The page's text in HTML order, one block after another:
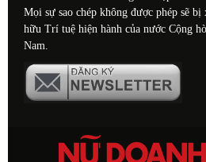
Mọi sự sao chép không được phép sẽ
hữu Trí tuệ hiện hành của nước Cộng
Nam.